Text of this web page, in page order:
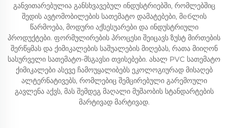
განვითარებულია განსხვავებულ ინდუსტრიებში, რომლებშიც
შედის ავტომობილების სათემატო დამატებები, მебლის
წარმოება, მოდური აქსესუარები და ინდუსტრიული
პროდუქტები. ფორმულირების პროცესი შეიცავს ზუსტ მირთების
შერწყმას და ქიმიკალების საშუალების მიღებას, რათა მიიღონ
სასურველი სათემატო-მსგავსი თვისებები. ახალ PVC სათემატო
ქიმიკალები ასევე ჩამოუყალიბებს ეკოლოგიურად მისაღებ
ალტერნატივებს, რომლებიც შემცირებული გარემოული
გავლენა აქვს, მას შემდეგ მაღალი მუშაობის სტანდარტების
მარტივად მარტივად.